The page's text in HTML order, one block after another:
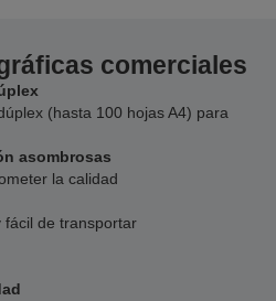
comerciales
(hasta 100 hojas A4) para
asombrosas
la calidad
fácil de transportar